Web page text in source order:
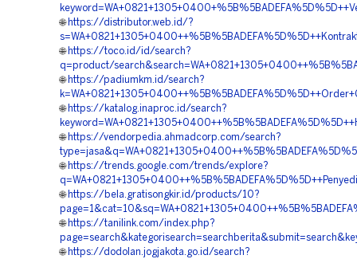
🌐 https://distributor.web.id/?
🌐 https://toco.id/id/search?
q=product/
🌐 https://padiumkm.id/search?
🌐 https://katalog.inaproc.id/search?
🌐 https://vendorpedia.ahmadcorp.com/search?
🌐 https://trends.google.com/trends/explore?
🌐 https://bela.gratisongkir.id/products/10?
🌐 https://tanilink.com/index.php?
🌐 https://dodolan.jogjakota.go.id/search?